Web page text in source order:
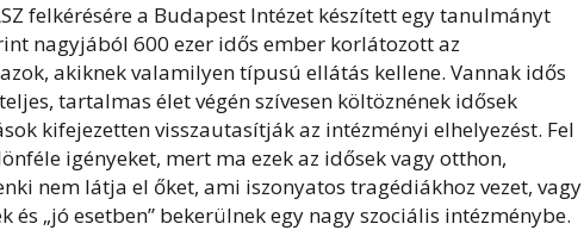
felkérésére a Budapest Intézet készített egy tanulmányt
nagyjából 600 ezer idős ember korlátozott az
akiknek valamilyen típusú ellátás kellene. Vannak idős
tartalmas élet végén szívesen költöznének idősek
kifejezetten visszautasítják az intézményi elhelyezést. Fel
igényeket, mert ma ezek az idősek vagy otthon,
nem látja el őket, ami iszonyatos tragédiákhoz vezet, vagy
és „jó esetben” bekerülnek egy nagy szociális intézménybe.